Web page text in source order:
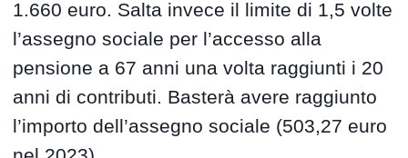
1.660 euro. Salta invece il limite di 1,5 volte
l’assegno sociale per l’accesso alla
pensione a 67 anni una volta raggiunti i 20
anni di contributi. Basterà avere raggiunto
l’importo dell’assegno sociale (503,27 euro